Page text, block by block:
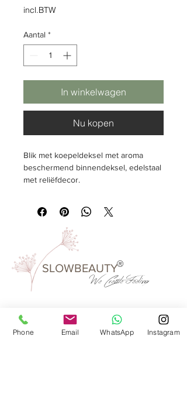
incl.BTW
Aantal *
In winkelwagen
Nu kopen
Blik met koepeldeksel met aroma
beschermend binnendeksel, edelstaal
met reliëfdecor.
Afmeting
rond, Ø 180 mm, hoogte 250 mm.
SLOWBEAUTY
We CreateFeeling
®
Waarom SlowBeauty
Phone Email WhatsApp Instagram